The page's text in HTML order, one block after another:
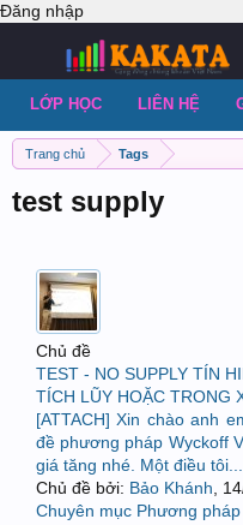
Đăng nhập
Trang chủ Tags
test supply
Chủ đề
TEST - NO SUPPLY TÍN
TÍCH LŨY HOẶC TRONG
[ATTACH] Xin chào anh
đề phương pháp Wyckoff
giá tăng nhé. Một điều tôi...
Chủ đề bởi: Bảo Khánh
Chuyên mục Phương
LỚP HỌC LIÊN HỆ